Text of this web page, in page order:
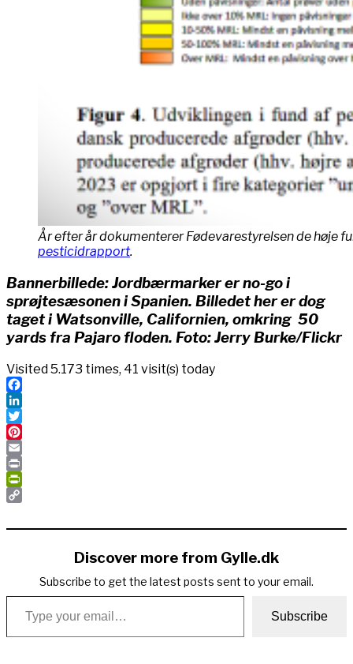
År efter år dokumenterer Fødevarestyrelsen de høje
pesticidrapport.
Bannerbillede: Jordbærmarker er no-go i
sprøjtesæsonen i Spanien. Billedet her er dog
taget i Watsonville, Californien, omkring 50
yards fra Pajaro floden. Foto: Jerry Burke/Flickr
Visited 5.173 times, 41 visit(s) today
Facebook
LinkedIn
Twitter
Pinterest
Email
Print
PrintFriendly
Link
Discover more from Gylle.dk
Subscribe to get the latest posts sent to your email.
Type your email…
Subscribe